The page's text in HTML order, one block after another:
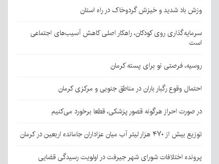
وزش باد شدید و خیزش گردوخاک در راه استان
سرمایه‌گذاری روی کودکان، راهکار اصلی کاهش آسیب‌های اجتماعی
است
روسیه، فرصتی نو برای پسته کرمان
احتمال وقوع رگبار باران در مناطق جنوبی و مرکزی کرمان
در صورت احراز هرگونه قصور پزشکی، قطعا برخورد می‌کنیم
توزیع بیش از ۴۷۰ هزار لیتر آب میان عزاداران جامانده اربعین در کرمان
پرونده اختلافات شورای شهر جیرفت در اولویت رسیدگی قضایی